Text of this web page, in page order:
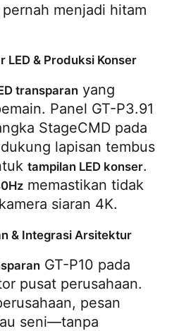
menjadi hitam
LED & Produksi Konser
transparan yang
Panel GT-P3.91
StageCMD pada
lapisan tembus
tampilan LED konser
memastikan tidak
siaran 4K.
& Integrasi Arsitektur
GT-P10 pada
pusat perusahaan.
pesan
seni—tanpa